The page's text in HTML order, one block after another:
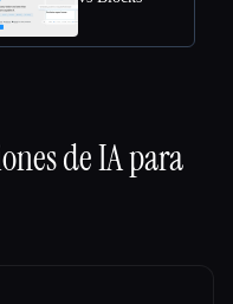
de IA para